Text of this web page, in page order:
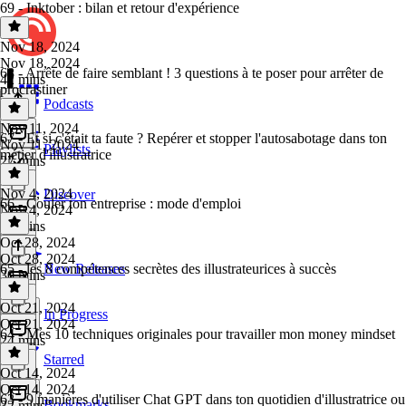
Podcasts
Playlists
Discover
New Releases
In Progress
Starred
69 - Inktober : bilan et retour d'expérience
Nov 18, 2024
Nov 18, 2024
42 mins
68 - Arrête de faire semblant ! 3 questions à te poser pour arrêter de
procrastiner
Nov 11, 2024
Nov 11, 2024
27 mins
67 - Et si c'était ta faute ? Repérer et stopper l'autosabotage dans ton
métier d'illustratrice
Nov 4, 2024
Nov 4, 2024
24 mins
66 - Couler ton entreprise : mode d'emploi
Oct 28, 2024
Oct 28, 2024
30 mins
65 - les 8 compétences secrètes des illustrateurices à succès
Oct 21, 2024
Oct 21, 2024
24 mins
64 - Mes 10 techniques originales pour travailler mon money mindset
Oct 14, 2024
Oct 14, 2024
63 - 9 manières d'utiliser Chat GPT dans ton quotidien d'illustratrice ou